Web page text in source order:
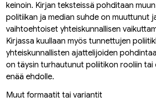
keinoin. Kirjan teksteissä pohditaan
politiikan ja median suhde on muuttunut
vaihtoehtoiset yhteiskunnallisen
Kirjassa kuullaan myös tunnettujen
yhteiskunnallisten ajattelijoiden
on täysin turhautunut poliitikon rooliin tai
enää ehdolle.
Muut formaatit tai variantit